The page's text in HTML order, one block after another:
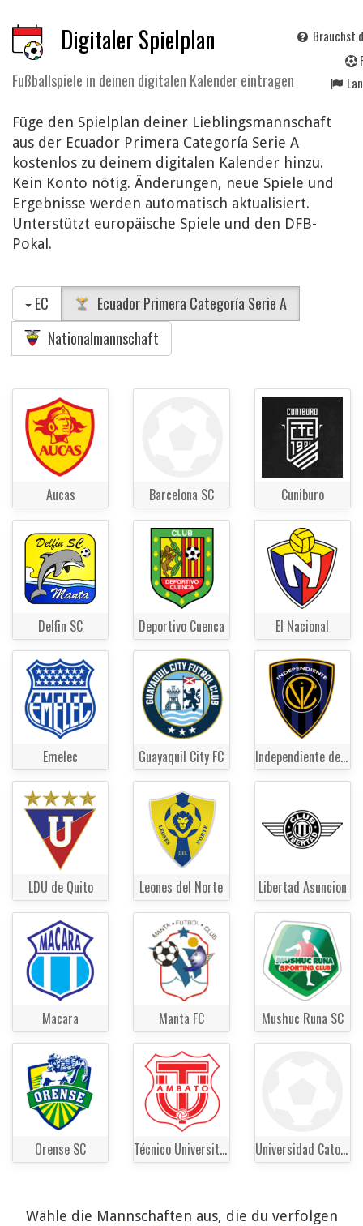
Digitaler Spielplan
Fußballspiele in deinen digitalen Kalender eintragen
Brauchst
Füge den Spielplan deiner Lieblingsmannschaft
aus der Ecuador Primera Categoría Serie A
kostenlos zu deinem digitalen Kalender hinzu.
Kein Konto nötig. Änderungen, neue Spiele und
Ergebnisse werden automatisch aktualisiert.
Unterstützt europäische Spiele und den DFB-
Pokal.
EC
Ecuador Primera Categoría Serie A
Nationalmannschaft
Aucas Barcelona SC Cuniburo
Delfin SC Deportivo Cuenca El Nacional
Emelec Guayaquil City FC Independiente del Valle
LDU de Quito Leones del Norte Libertad Asuncion
Macara Manta FC Mushuc Runa SC
Orense SC Técnico Universitario Universidad Catolica del Ecuador
Wähle die Mannschaften aus, die du verfolgen